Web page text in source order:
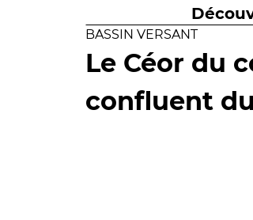
BASSIN VERSANT
Le Céor du
confluent